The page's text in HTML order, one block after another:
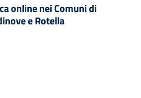
online nei Comuni di
e Rotella